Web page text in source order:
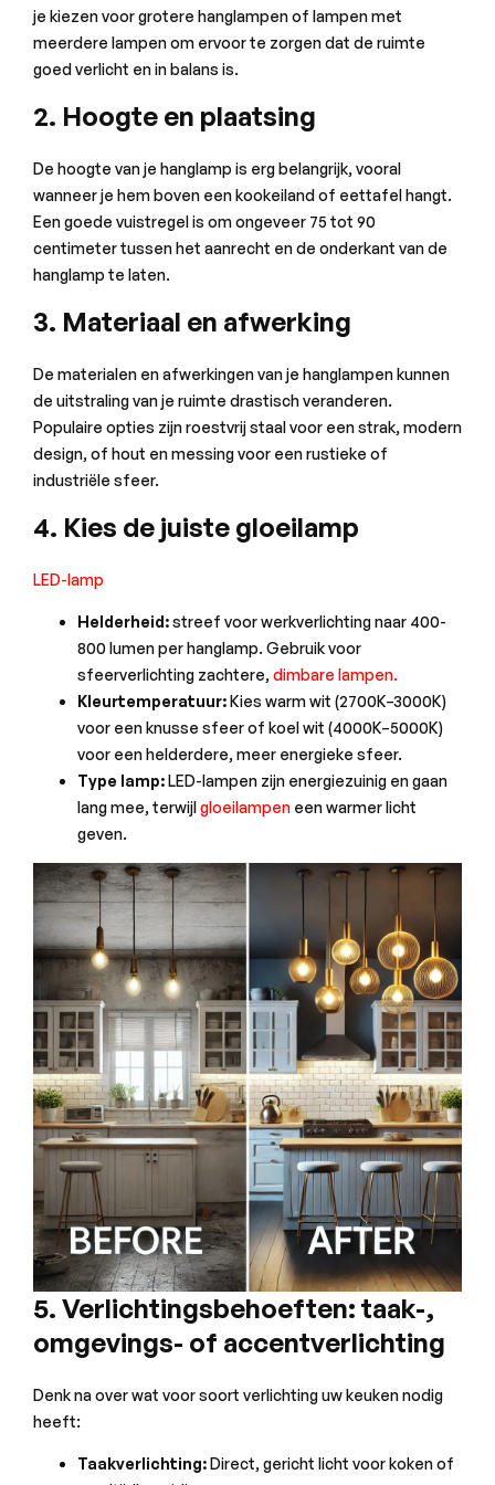
je kiezen voor grotere hanglampen of lampen met
meerdere lampen om ervoor te zorgen dat de ruimte
goed verlicht en in balans is.
2. Hoogte en plaatsing
De hoogte van je hanglamp is erg belangrijk, vooral
wanneer je hem boven een kookeiland of eettafel hangt.
Een goede vuistregel is om ongeveer 75 tot 90
centimeter tussen het aanrecht en de onderkant van de
hanglamp te laten.
3. Materiaal en afwerking
De materialen en afwerkingen van je hanglampen kunnen
de uitstraling van je ruimte drastisch veranderen.
Populaire opties zijn roestvrij staal voor een strak, modern
design, of hout en messing voor een rustieke of
industriële sfeer.
4. Kies de juiste gloeilamp
LED-lamp
Helderheid:streef voor werkverlichting naar 400-
800 lumen per hanglamp. Gebruik voor
sfeerverlichting zachtere, dimbare lampen.
Kleurtemperatuur:Kies warm wit (2700K–3000K)
voor een knusse sfeer of koel wit (4000K–5000K)
voor een helderdere, meer energieke sfeer.
Type lamp:LED-lampen zijn energiezuinig en gaan
lang mee, terwijlgloeilampen een warmer licht
geven.
5. Verlichtingsbehoeften: taak-,
omgevings- of accentverlichting
Denk na over wat voor soort verlichting uw keuken nodig
heeft:
Taakverlichting:Direct, gericht licht voor koken of